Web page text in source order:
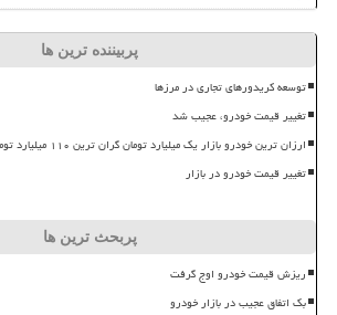
پربیننده ترین ها
توسعه کریدورهای تجاری در مرزها
تغییر قیمت خودرو، عجیب شد
ارزان ترین خودرو بازار یک میلیارد تومان گران ترین ۱۱۰ میلیارد تومان
تغییر قیمت خودرو در بازار
پربحث ترین ها
ریزش قیمت خودرو اوج گرفت
بک اتفاق عجیب در بازار خودرو